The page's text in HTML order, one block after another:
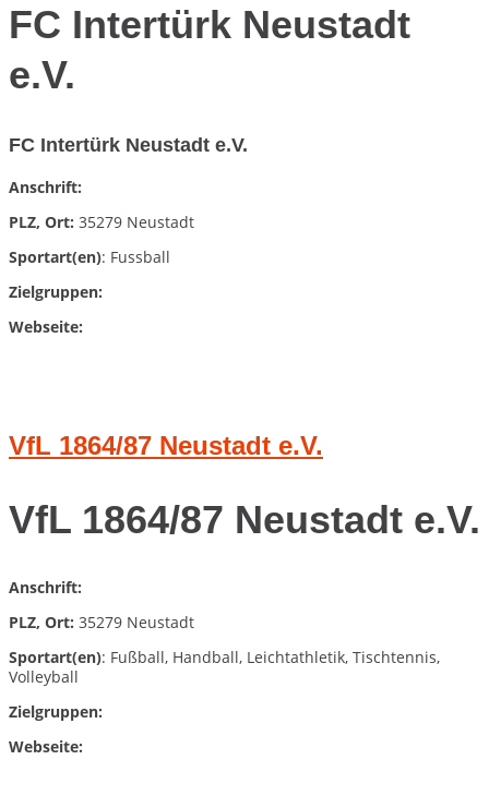
FC Intertürk Neustadt
e.V.
FC Intertürk Neustadt e.V.
Anschrift:
PLZ, Ort: 35279 Neustadt
Sportart(en): Fussball
Zielgruppen:
Webseite:
VfL 1864/87 Neustadt e.V.
VfL 1864/87 Neustadt e.V.
Anschrift:
PLZ, Ort: 35279 Neustadt
Sportart(en): Fußball, Handball, Leichtathletik, Tischtennis,
Volleyball
Zielgruppen:
Webseite: